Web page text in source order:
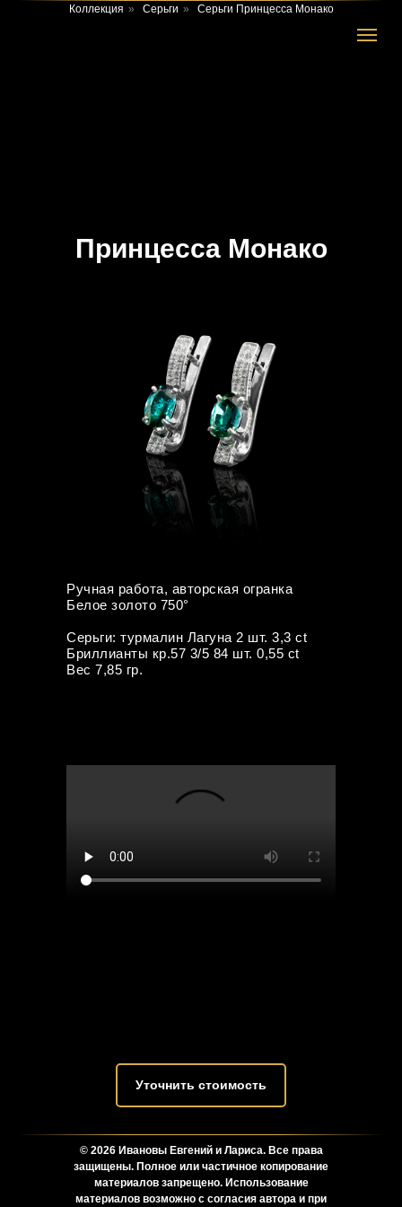
Коллекция » Серьги » Серьги Принцесса Монако
Принцесса Монако
Ручная работа, авторская огранка
Белое золото 750°
Серьги: турмалин Лагуна 2 шт. 3,3 ct
Бриллианты кр.57 3/5 84 шт. 0,55 ct
Вес 7,85 гр.
Уточнить стоимость
© 2026 Ивановы Евгений и Лариса. Все права
защищены. Полное или частичное копирование
материалов запрещено. Использование
материалов возможно с согласия автора и при